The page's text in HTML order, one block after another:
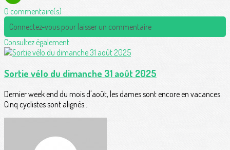
0 commentaire(s)
Connectez-vous pour laisser un commentaire
Consultez également
Sortie vélo du dimanche 31 août 2025
Dernier week end du mois d'août, les dames sont encore en vacances.
Cinq cyclistes sont alignés...